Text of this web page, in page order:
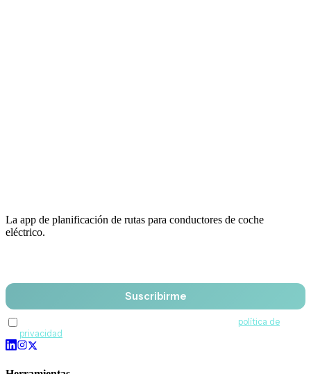
La app de planificación de rutas para conductores de coche
eléctrico.
Suscribirme
política de
privacidad